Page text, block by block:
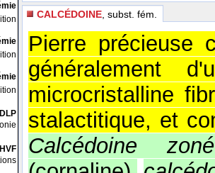
CALCÉDOINE , subst. fém.
Pierre précieuse
généralement
microcristalline
stalactitique, et
Calcédoine